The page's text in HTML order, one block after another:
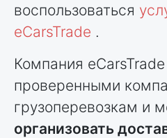
воспользоваться
eCarsTrade .
Компания
проверенными
грузоперевозкам и
организовать